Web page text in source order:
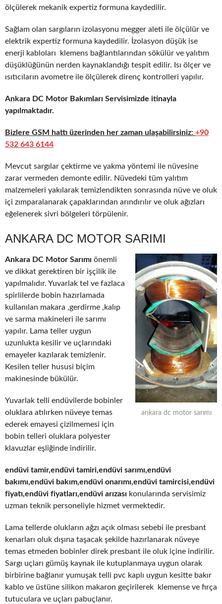
ölçülerek mekanik expertiz formuna kaydedilir.
Sağlam olan sargıların izolasyonu megger aleti ile ölçülür ve
elektrik expertiz formuna kaydedilir. İzolasyon düşük ise
enerji kabloları klemens bağlantılarından sökülür ve yalıtım
düşüklüğünün nerden kaynaklandığı tespit edilir. Isı ölçer ve
ısıtıcıların avometre ile ölçülerek direnç kontrolleri yapılır.
Ankara DC Motor Bakımları Servisimizde itinayla
yapılmaktadır.
Bizlere GSM hattı üzerinden her zaman ulaşabilirsiniz: +90
532 643 6144
Mevcut sargılar çektirme ve yakma yöntemi ile nüvesine
zarar vermeden demonte edilir. Nüvedeki tüm yalıtım
malzemeleri yakılarak temizlendikten sonrasında nüve ve oluk
içi zımparalanarak çapaklarından arındırılır ve oluk ağızları
eğelenerek sivri bölgeleri törpülenir.
ANKARA DC MOTOR SARIMI
ankara dc motor sarımı
Ankara DC Motor Sarımı önemli
ve dikkat gerektiren bir işçilik ile
yapılmalıdır. Yuvarlak tel ve fazlaca
spirlilerde bobin hazırlamada
kullanılan makara ,gerdirme ,kalıp
ve sarma makineleri ile sarımı
yapılır. Lama teller uygun
uzunlukta kesilir ve uçlarındaki
emayeler kazılarak temizlenir.
Kesilen teller hususi biçim
makinesinde bükülür.
Yuvarlak telli endüvilerde bobinler
oluklara atılırken nüveye temas
ederek emayesi çizilmemesi için
bobin telleri oluklara polyester
klavuzlar eşliğinde indirilir.
endüvi tamir,endüvi tamiri,endüvi sarımı,endüvi
bakımı,endüvi bakım,endüvi onarımı,endüvi tamircisi,endüvi
fiyatı,endüvi fiyatları,endüvi arızası konularında servisimiz
uzman teknik personeliyle hizmet vermektedir.
Lama tellerde olukların ağzı açık olması sebebi ile presbant
kenarları oluk dışına taşacak şekilde hazırlanarak nüveye
temas etmeden bobinler direk presbant ile oluk içine indirilir.
Sargı uçları gümüş kaynak ile kutuplanmaya uygun olarak
birbirine bağlanır yumuşak telli pvc kaplı uygun kesitte bakır
kablo ve üstüne silikon makaron geçirilerek klemense ve fırça
tutuculara ve uçları pabuçlanır.